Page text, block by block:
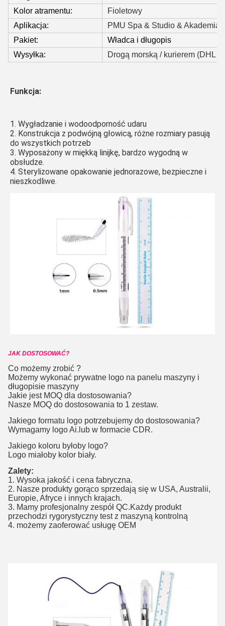
Kolor atramentu:
Fioletowy
Aplikacja:
PMU Spa & Studio & Akademia
Pakiet:
Władca i długopis
Wysyłka:
Drogą morską / kurierem (DHL /
Funkcja:
1. Wygładzanie i wodoodporność udaru
2. Konstrukcja z podwójną głowicą, różne rozmiary pasują
do wszystkich potrzeb
3. Wyposażony w miękką linijkę, bardzo wygodną w
obsłudze.
4. Sterylizowane opakowanie jednorazowe, bezpieczne i
nieszkodliwe.
JAK DOSTOSOWAĆ?
Co możemy zrobić ?
Możemy wykonać prywatne logo na panelu maszyny i
długopisie maszyny
Jakie jest MOQ dla dostosowania?
Nasze MOQ do dostosowania to 1 zestaw.
Jakiego formatu logo potrzebujemy do dostosowania?
Wymagamy logo Ai.lub w formacie CDR.
Jakiego koloru byłoby logo?
Logo miałoby kolor biały.
Zalety:
1. Wysoka jakość i cena fabryczna.
2. Nasze produkty gorąco sprzedają się w USA, Australii,
Europie, Afryce i innych krajach.
3. Mamy profesjonalny zespół QC.Każdy produkt
przechodzi rygorystyczny test z maszyną kontrolną
4. możemy zaoferować usługę OEM